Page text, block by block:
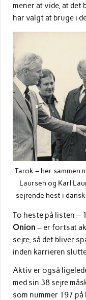
mener at vide, at
har valgt at bruge i
Tarok – her sammen
Laursen og Karl
sejrende hest i
To heste på listen –
Onion – er fortsat
sejre, så det bliver
inden karrieren
Aktiv er også
med sin 38 sejre
som nummer 197